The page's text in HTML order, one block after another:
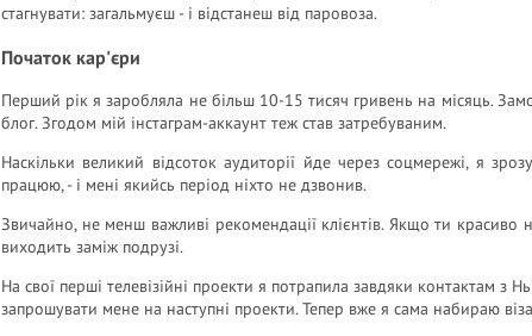
стагнувати: загальмуєш - і відстанеш від паровоза.
Початок кар'єри
Перший рік я заробляла не більш 10-15 тисяч гривень на місяць.
блог. Згодом мій інстаграм-аккаунт теж став затребуваним.
Наскільки великий відсоток аудиторії йде через соцмережі, я
працюю, - і мені якийсь період ніхто не дзвонив.
Звичайно, не менш важливі рекомендації клієнтів. Якщо ти
виходить заміж подрузі.
На свої перші телевізійні проекти я потрапила завдяки контактам з
запрошувати мене на наступні проекти. Тепер вже я сама набираю